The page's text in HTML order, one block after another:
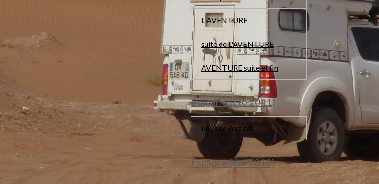
L AVENTURE
suite de L'AVENTURE
AVENTURE suite et fin
Bulgarie (été 2011)
Pays de l'est bis
Espagne (été 2012)